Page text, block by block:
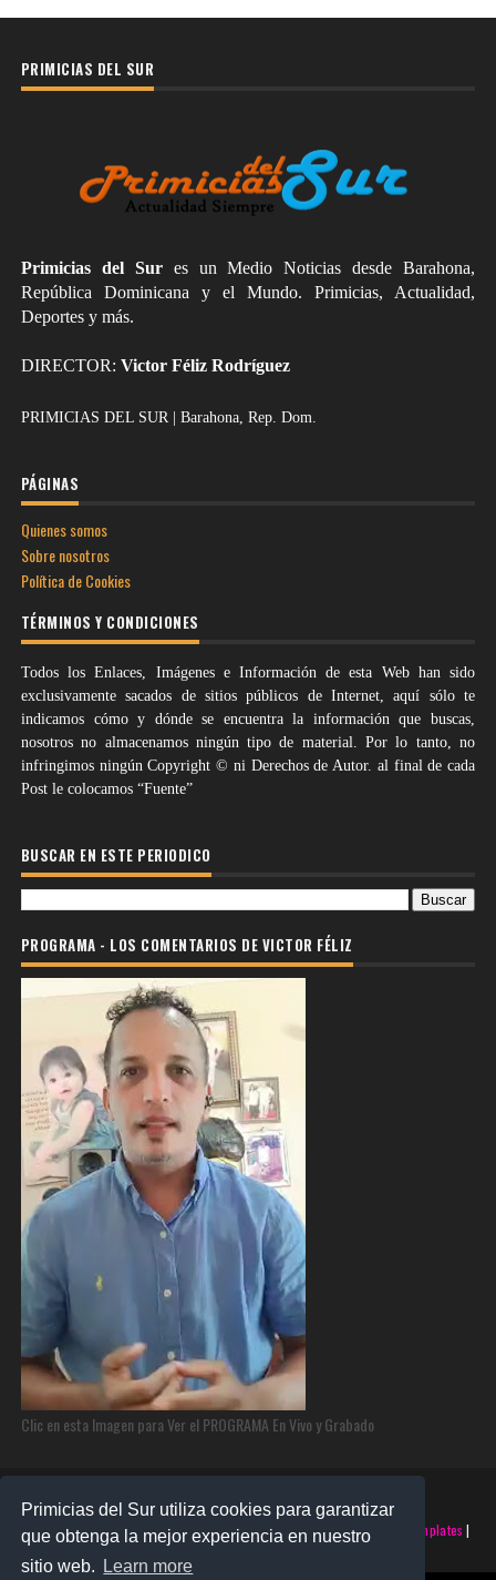
Primicias del Sur utiliza cookies para garantizar
que obtenga la mejor experiencia en nuestro
sitio web.
Learn more
PRIMICIAS DEL SUR
Primicias del Sures un Medio Noticias desde Barahona,
República Dominicana y el Mundo. Primicias, Actualidad,
Deportes y más.
DIRECTOR: Victor Féliz Rodríguez
PRIMICIAS DEL SUR | Barahona, Rep. Dom.
PÁGINAS
Quienes somos
Sobre nosotros
Política de Cookies
TÉRMINOS Y CONDICIONES
Todos los Enlaces, Imágenes e Información de esta Web han sido
exclusivamente sacados de sitios públicos de Internet, aquí sólo te
indicamos cómo y dónde se encuentra la información que buscas,
nosotros no almacenamos ningún tipo de material. Por lo tanto, no
infringimos ningún Copyright © ni Derechos de Autor. al final de cada
Post le colocamos “Fuente”
BUSCAR EN ESTE PERIODICO
PROGRAMA - LOS COMENTARIOS DE VICTOR FÉLIZ
Clic en esta Imagen para Ver el PROGRAMA En Vivo y Grabado
©2025 PRIMICIAS DEL SUR | Derechos Reservados | Creado con SoraTemplates |
Realizado porSANTO MONTERO